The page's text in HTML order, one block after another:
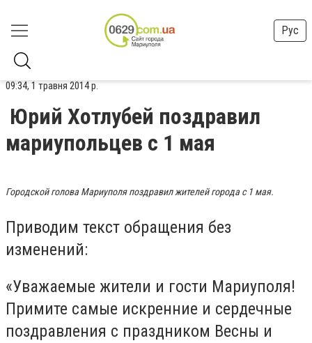
Рус
09:34, 1 травня 2014 р.
Юрий Хотлубей поздравил
мариупольцев с 1 мая
Городской голова Мариуполя поздравил жителей города с 1 мая.
Приводим текст обращения без
изменений:
«Уважаемые жители и гости Мариуполя!
Примите самые искренние и сердечные
поздравления с праздником Весны и